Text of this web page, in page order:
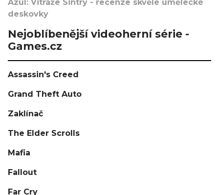
Azul: Vitráže Sintry - recenze skvělé umělecké
deskovky
Nejoblíbenější videoherní série -
Games.cz
Assassin's Creed
Grand Theft Auto
Zaklínač
The Elder Scrolls
Mafia
Fallout
Far Cry